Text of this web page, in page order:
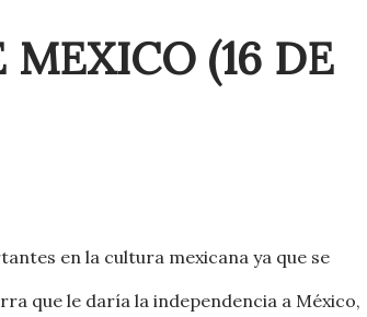
(16 DE
en la cultura mexicana ya que se
que le daría la independencia a México,